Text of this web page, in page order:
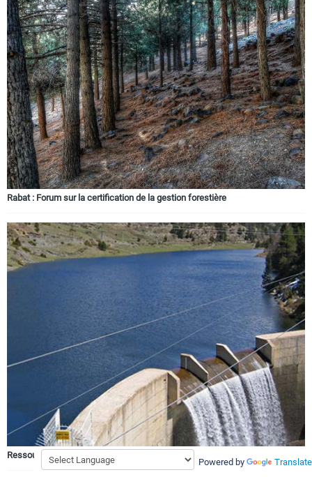
Rabat : Forum sur la certification de la gestion forestière
Ressources hydriques
Powered by Translate